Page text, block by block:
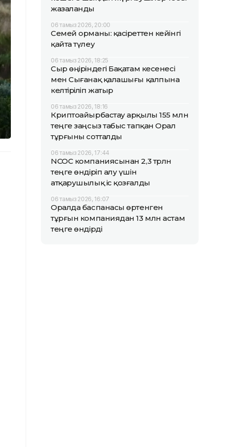
жазаланды
06 тамыз 2026, 20:00
Семей орманы: қасіреттен кейінгі
қайта түлеу
06 тамыз 2026, 18:25
Сыр өңіріндегі Бақатам кесенесі
мен Сығанақ қалашығы қалпына
келтіріліп жатыр
06 тамыз 2026, 18:16
Криптоайырбастау арқылы 155 млн
теңге заңсыз табыс тапқан Орал
тұрғыны сотталды
06 тамыз 2026, 17:44
NCOC компаниясынан 2,3 трлн
теңге өндіріп алу үшін
атқарушылық іс қозғалды
06 тамыз 2026, 16:07
Оралда баспанасы өртенген
тұрғын компаниядан 13 млн астам
теңге өндірді